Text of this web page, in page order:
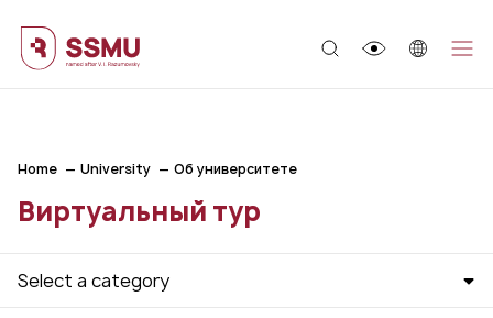
Home University Об университете
Виртуальный тур
Select a category